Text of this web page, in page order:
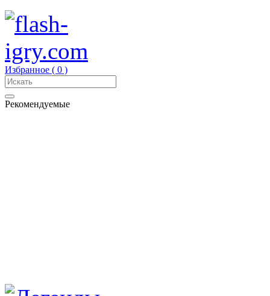
Избранное ( 0 )
Рекомендуемые